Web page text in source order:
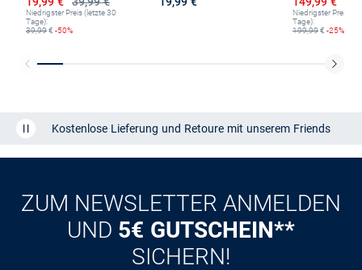
Niedrigster Preis (letzte 30
Tage):
39,99€ -50%
Niedrigster Preis
Tage):
199,99€ -25%
Kostenlose Lieferung und Retoure mit unserem Friends
CLUB
Kauf aufRechnung
ZUM NEWSLETTER ANMELDEN
UND 5€ GUTSCHEIN**
SICHERN!